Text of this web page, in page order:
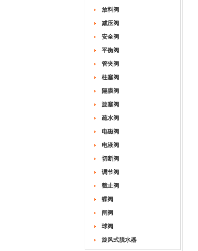
放料阀
减压阀
安全阀
平衡阀
管夹阀
柱塞阀
隔膜阀
旋塞阀
疏水阀
电磁阀
电液阀
切断阀
调节阀
截止阀
蝶阀
闸阀
球阀
旋风式脱水器